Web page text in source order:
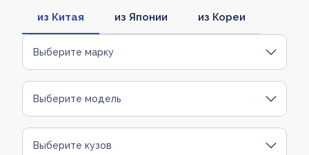
из Китая из Японии из Кореи
Выберите марку
Выберите модель
Выберите кузов